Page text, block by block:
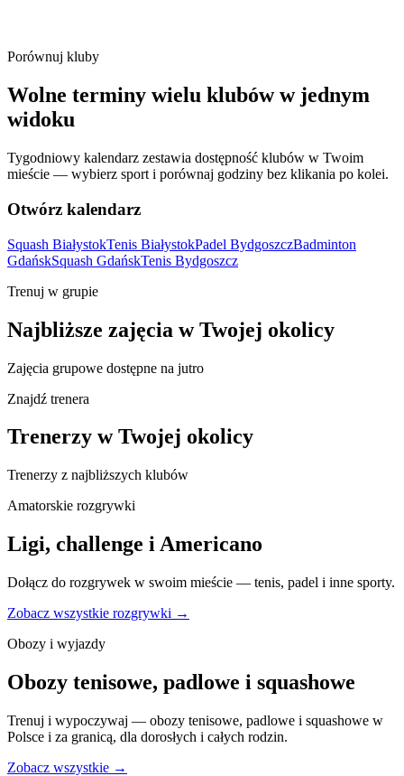
Porównuj kluby
Wolne terminy wielu klubów w jednym
widoku
Tygodniowy kalendarz zestawia dostępność klubów w Twoim
mieście — wybierz sport i porównaj godziny bez klikania po kolei.
Otwórz kalendarz
Squash BiałystokTenis BiałystokPadel BydgoszczBadminton
GdańskSquash GdańskTenis Bydgoszcz
Trenuj w grupie
Najbliższe zajęcia w Twojej okolicy
Zajęcia grupowe dostępne na jutro
Znajdź trenera
Trenerzy w Twojej okolicy
Trenerzy z najbliższych klubów
Amatorskie rozgrywki
Ligi, challenge i Americano
Dołącz do rozgrywek w swoim mieście — tenis, padel i inne sporty.
Zobacz wszystkie rozgrywki →
Obozy i wyjazdy
Obozy tenisowe, padlowe i squashowe
Trenuj i wypoczywaj — obozy tenisowe, padlowe i squashowe w
Polsce i za granicą, dla dorosłych i całych rodzin.
Zobacz wszystkie →